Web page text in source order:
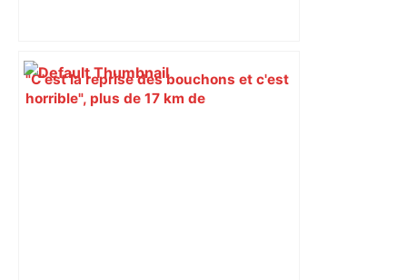
"C'est la reprise des bouchons et c'est
horrible", plus de 17 km de